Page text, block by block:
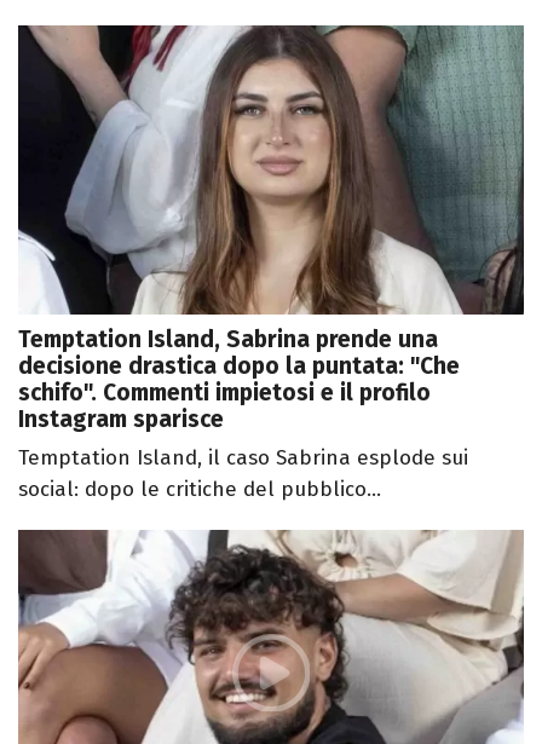
Temptation Island, Sabrina prende una
decisione drastica dopo la puntata: "Che
schifo". Commenti impietosi e il profilo
Instagram sparisce
Temptation Island, il caso Sabrina esplode sui
social: dopo le critiche del pubblico...